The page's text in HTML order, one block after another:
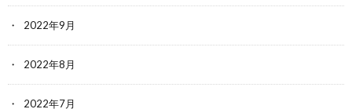
2022年9月
2022年8月
2022年7月